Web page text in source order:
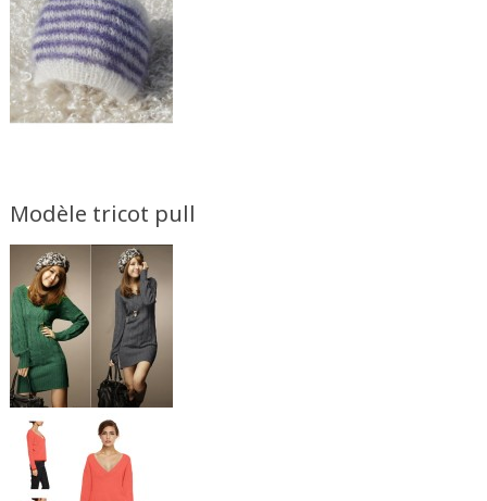
Modèle tricot pull